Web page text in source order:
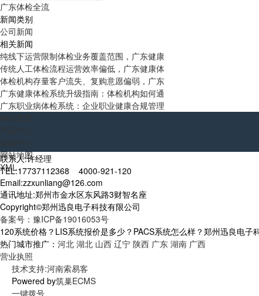
广东体检全流
新闻类别
公司新闻
相关新闻
纯线下运营限制体检业务覆盖范围，广东健康
传统人工体检流程运营效率偏低，广东健康体
体检机构存量客户流失、复购意愿偏弱，广东
广东健康体检系统升级指南：体检机构如何通
广东职业病体检系统：企业职业健康合规管理
网站地图
XML
联系人:许经理
TEL:17737112368 4000-921-120
Email:zzxunliang@126.com
通讯地址:郑州市金水区东风路3财智名座
Copyright©郑州迅良电子科技有限公司
备案号：豫ICP备19016053号
120系统价格？LIS系统报价是多少？PACS系统怎么样？郑州迅良电
热门城市推广： 河北 湖北 山西 辽宁 陕西 广东 湖南 广西
营业执照
技术支持:河南索易客
Powered by筑巢ECMS
一键拨号